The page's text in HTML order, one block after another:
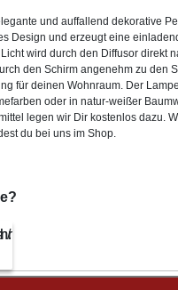
und auffallend dekorative
Design und erzeugt eine
wird durch den Diffusor direkt
den Schirm angenehm zu den
für deinen Wohnraum. Der
oder in natur-weißer
legen wir Dir kostenlos dazu.
du bei uns im Shop.